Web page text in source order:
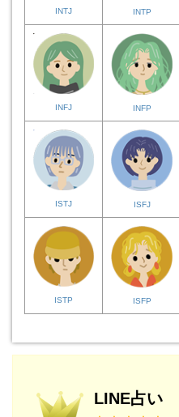
INTJ INTP
INFJ INFP
ISTJ ISFJ
ISTP ISFP
LINE占い